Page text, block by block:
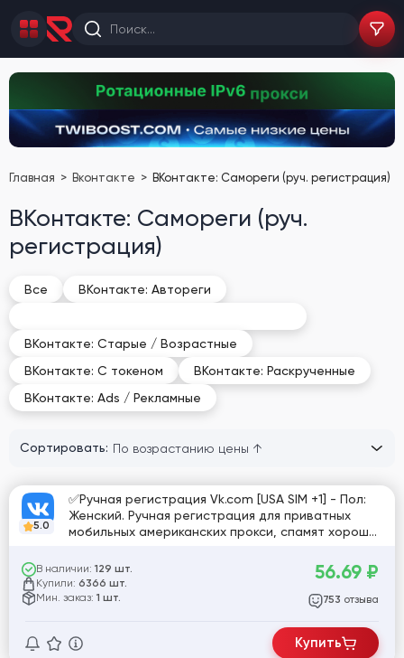
Главная Вконтакте ВКонтакте: Самореги (руч. регистрация)
ВКонтакте: Самореги (руч.
регистрация)
Все ВКонтакте: Автореги
ВКонтакте: Старые / Возрастные
ВКонтакте: С токеном
ВКонтакте: Раскрученные
ВКонтакте: Ads / Рекламные
Сортировать:
5.0
✅Ручная регистрация Vk.com [USA SIM +1] - Пол:
Женский. Ручная регистрация для приватных
мобильных американских прокси, спамят хорошо,
В наличии: 129 шт.
Купили: 6366 шт.
Мин. заказ: 1 шт.
56.69 ₽
753 отзыва
Купить